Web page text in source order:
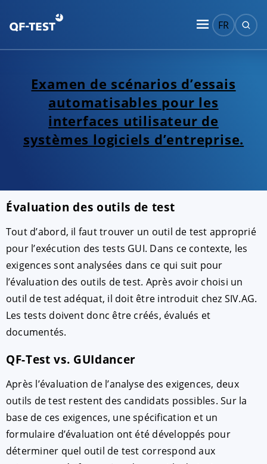
FR
Examen de scénarios d’essais
automatisables pour les
interfaces utilisateur de
systèmes logiciels d’entreprise.
Évaluation des outils de test
Tout d’abord, il faut trouver un outil de test approprié
pour l’exécution des tests GUI. Dans ce contexte, les
exigences sont analysées dans ce qui suit pour
l’évaluation des outils de test. Après avoir choisi un
outil de test adéquat, il doit être introduit chez SIV.AG.
Les tests doivent donc être créés, évalués et
documentés.
QF-Test vs. GUIdancer
Après l’évaluation de l’analyse des exigences, deux
outils de test restent des candidats possibles. Sur la
base de ces exigences, une spécification et un
formulaire d’évaluation ont été développés pour
déterminer quel outil de test correspond aux
ACCEPTER PARAMETRER
Mentions légales|Protection des données